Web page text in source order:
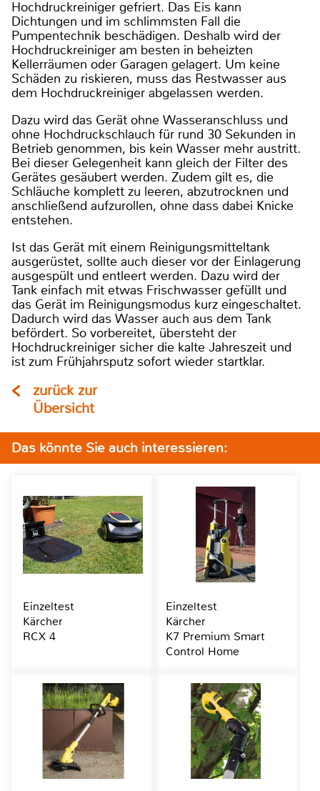
Hochdruckreiniger gefriert. Das Eis kann
Dichtungen und im schlimmsten Fall die
Pumpentechnik beschädigen. Deshalb wird der
Hochdruckreiniger am besten in beheizten
Kellerräumen oder Garagen gelagert. Um keine
Schäden zu riskieren, muss das Restwasser aus
dem Hochdruckreiniger abgelassen werden.
Dazu wird das Gerät ohne Wasseranschluss und
ohne Hochdruckschlauch für rund 30 Sekunden in
Betrieb genommen, bis kein Wasser mehr austritt.
Bei dieser Gelegenheit kann gleich der Filter des
Gerätes gesäubert werden. Zudem gilt es, die
Schläuche komplett zu leeren, abzutrocknen und
anschließend aufzurollen, ohne dass dabei Knicke
entstehen.
Ist das Gerät mit einem Reinigungsmitteltank
ausgerüstet, sollte auch dieser vor der Einlagerung
ausgespült und entleert werden. Dazu wird der
Tank einfach mit etwas Frischwasser gefüllt und
das Gerät im Reinigungsmodus kurz eingeschaltet.
Dadurch wird das Wasser auch aus dem Tank
befördert. So vorbereitet, übersteht der
Hochdruckreiniger sicher die kalte Jahreszeit und
ist zum Frühjahrsputz sofort wieder startklar.
zurück zur
Übersicht
Das könnte Sie auch interessieren:
Einzeltest
Kärcher
RCX 4
Einzeltest
Kärcher
K7 Premium Smart
Control Home